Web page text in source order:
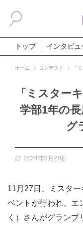
トップ インタビュ
ホーム コンテスト 「
「ミスター
学部1年の
グ
2024年6月20日
11月27日、ミスタ
ベントが行われ、エ
く）さんがグランプ